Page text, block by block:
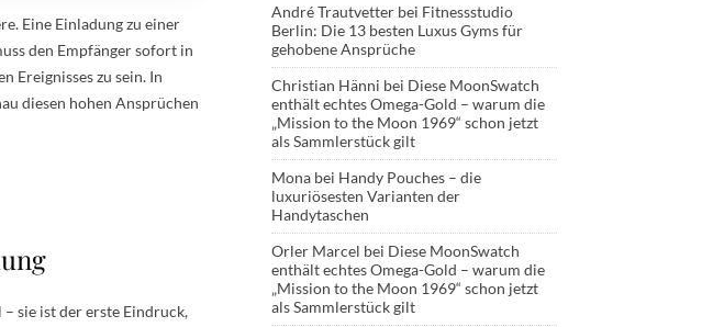
Eine Einladung zu einer
den Empfänger sofort in
Ereignisses zu sein. In
diesen hohen Ansprüchen
sie ist der erste Eindruck,
André Trautvetter bei Fitnessstudio
Berlin: Die 13 besten Luxus Gyms für
gehobene Ansprüche
Christian Hänni bei Diese MoonSwatch
enthält echtes Omega-Gold – warum die
„Mission to the Moon 1969“ schon jetzt
als Sammlerstück gilt
Mona bei Handy Pouches – die
luxuriösesten Varianten der
Handytaschen
Orler Marcel bei Diese MoonSwatch
enthält echtes Omega-Gold – warum die
„Mission to the Moon 1969“ schon jetzt
als Sammlerstück gilt